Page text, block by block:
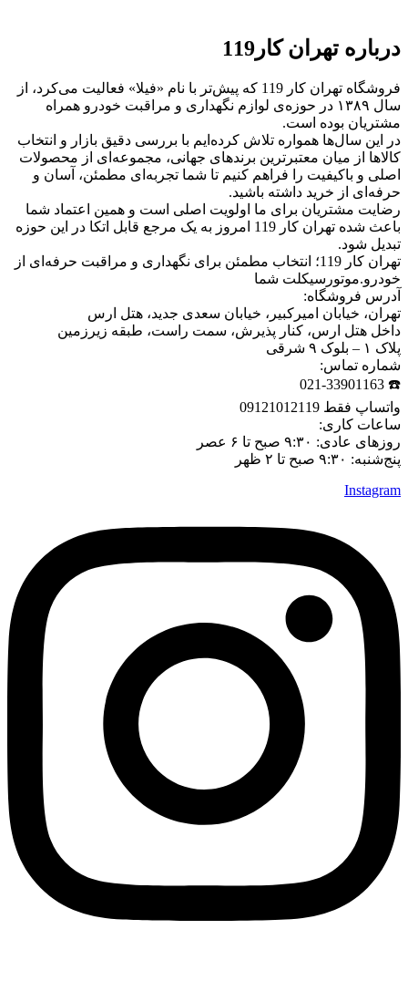
درباره تهران کار119
فروشگاه تهران کار 119 که پیش‌تر با نام «فیلا» فعالیت می‌کرد، از
سال ۱۳۸۹ در حوزه‌ی لوازم نگهداری و مراقبت خودرو همراه
مشتریان بوده است.
در این سال‌ها همواره تلاش کرده‌ایم با بررسی دقیق بازار و انتخاب
کالاها از میان معتبرترین برندهای جهانی، مجموعه‌ای از محصولات
اصلی و باکیفیت را فراهم کنیم تا شما تجربه‌ای مطمئن، آسان و
حرفه‌ای از خرید داشته باشید.
رضایت مشتریان برای ما اولویت اصلی است و همین اعتماد شما
باعث شده تهران کار 119 امروز به یک مرجع قابل اتکا در این حوزه
تبدیل شود.
تهران کار 119؛ انتخاب مطمئن برای نگهداری و مراقبت حرفه‌ای از
خودرو.موتورسیکلت شما
آدرس فروشگاه:
تهران، خیابان امیرکبیر، خیابان سعدی جدید، هتل ارس
داخل هتل ارس، کنار پذیرش، سمت راست، طبقه زیرزمین
پلاک ۱ – بلوک ۹ شرقی
شماره تماس:
☎️ 021-33901163
واتساپ فقط 09121012119
ساعات کاری:
روزهای عادی: ۹:۳۰ صبح تا ۶ عصر
پنج‌شنبه: ۹:۳۰ صبح تا ۲ ظهر
Instagram